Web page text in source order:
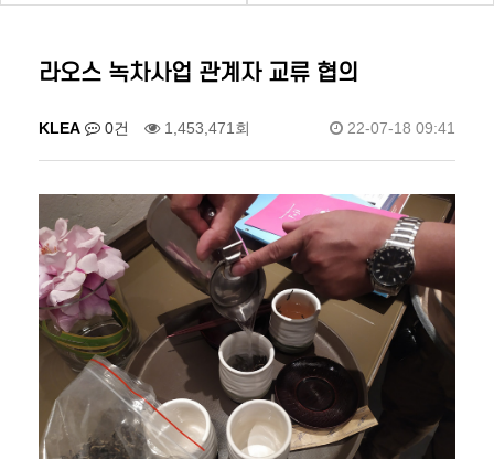
라오스 녹차사업 관계자 교류 협의
KLEA 0건 1,453,471회 22-07-18 09:41